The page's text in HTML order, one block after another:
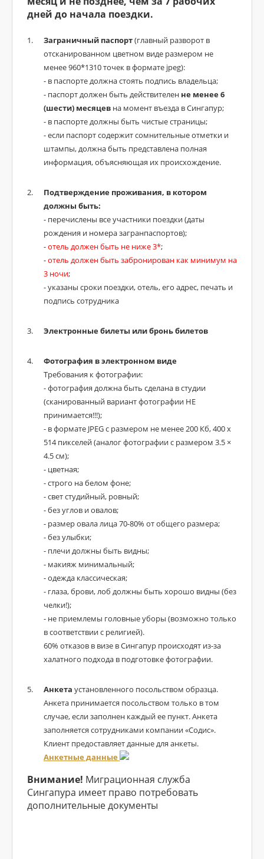
дней до начала поездки.
Заграничный паспорт(главный разворот в
отсканированном цветном виде размером не
менее 960*1310 точек в формате jpeg):
- в паспорте должна стоять подпись владельца;
- паспорт должен быть действителен не менее 6
(шести) месяцев на момент въезда в Сингапур;
- в паспорте должны быть чистые страницы;
- если паспорт содержит сомнительные отметки и
штампы, должна быть представлена полная
информация, объясняющая их происхождение.
Подтверждение проживания, в котором
должны быть:
- перечислены все участники поездки (даты
рождения и номера загранпаспортов);
-отель должен быть не ниже 3*;
-отель должен быть забронирован как минимум на
3 ночи;
- указаны сроки поездки, отель, его адрес, печать и
подпись сотрудника
Электронные билеты или бронь билетов
Фотография в электронном виде
Требования к фотографии:
- фотография должна быть сделана в студии
(сканированный вариант фотографии НЕ
принимается!!!);
- в формате JPEG с размером не менее 200 Кб, 400 х
514 пикселей (аналог фотографии с размером 3.5 ×
4.5 см);
- цветная;
- строго на белом фоне;
- свет студийный, ровный;
- без углов и овалов;
- размер овала лица 70-80% от общего размера;
- без улыбки;
- плечи должны быть видны;
- макияж минимальный;
- одежда классическая;
- глаза, брови, лоб должны быть хорошо видны (без
челки!);
- не приемлемы головные уборы (возможно только
в соответствии с религией).
60% отказов в визе в Сингапур происходят из-за
халатного подхода в подготовке фотографии.
Анкета установленного посольством образца.
Анкета принимается посольством только в том
случае, если заполнен каждый ее пункт. Анкета
заполняется сотрудниками компании «Содис».
Клиент предоставляет данные для анкеты.
Анкетные данные
Внимание! Миграционная служба
Сингапура имеет право потребовать
дополнительные документы